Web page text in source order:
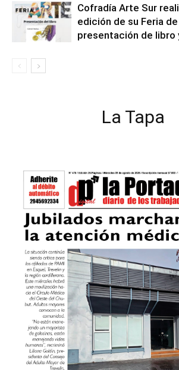
Cofradía Arte Sur
edición de su Feria
presentación de libro
La Tapa